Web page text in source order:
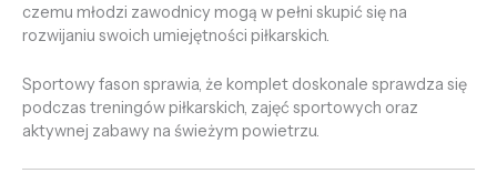
czemu młodzi zawodnicy mogą w pełni skupić się na
rozwijaniu swoich umiejętności piłkarskich.
Sportowy fason sprawia, że komplet doskonale sprawdza się
podczas treningów piłkarskich, zajęć sportowych oraz
aktywnej zabawy na świeżym powietrzu.